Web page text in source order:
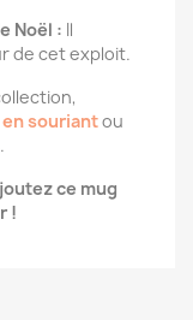
Noël : Il
de cet exploit.
souriantou
.
ce mug
!